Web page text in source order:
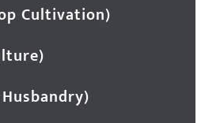
Cultivation)